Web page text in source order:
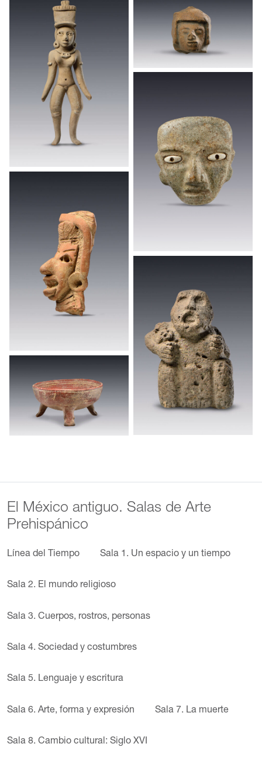
El México antiguo. Salas de Arte
Prehispánico
Línea del Tiempo Sala 1. Un espacio y un tiempo
Sala 2. El mundo religioso
Sala 3. Cuerpos, rostros, personas
Sala 4. Sociedad y costumbres
Sala 5. Lenguaje y escritura
Sala 6. Arte, forma y expresión Sala 7. La muerte
Sala 8. Cambio cultural: Siglo XVI